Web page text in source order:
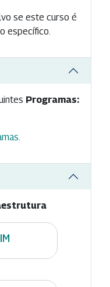
se este curso é
específico.
Programas: